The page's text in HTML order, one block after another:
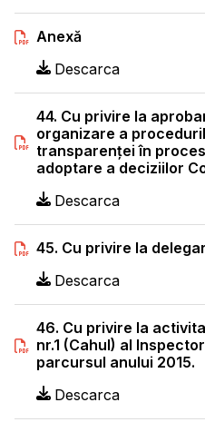
Anexă
Descarca
44. Cu privire la
organizare a
transparenţei în
adoptare a deciziilor
Descarca
45. Cu privire la
Descarca
46. Cu privire la
nr.1 (Cahul) al
parcursul anului 2015.
Descarca